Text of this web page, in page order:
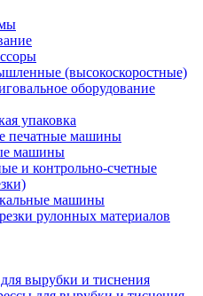
(высокоскоростные)
оборудование
упаковка
печатные машины
машины
и контрольно-счетные
машины
рулонных материалов
вырубки и тиснения